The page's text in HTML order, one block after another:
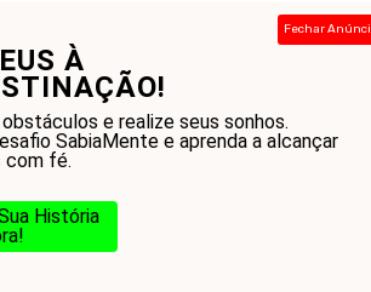
À
e realize seus sonhos.
SabiaMente e aprenda a alcançar
com fé.
História
Fechar
e Amor: Uma Reflexão Para Curar